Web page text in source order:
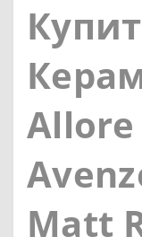
Allore
Matt